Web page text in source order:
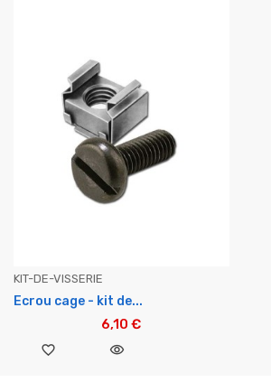
KIT-DE-VISSERIE
Ecrou cage - kit de...
6,10 €
favorite_border visibility